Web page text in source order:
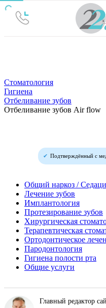
Стоматология
Гигиена
Отбеливание зубов
Отбеливание зубов Air flow
Подтверждённый с
Общий наркоз /
Лечение зубов
Имплантология
Протезирование зубов
Хирургическая
Терапевтическая
Ортодонтическое
Пародонтология
Гигиена полости рта
Общие услуги
Главный редактор